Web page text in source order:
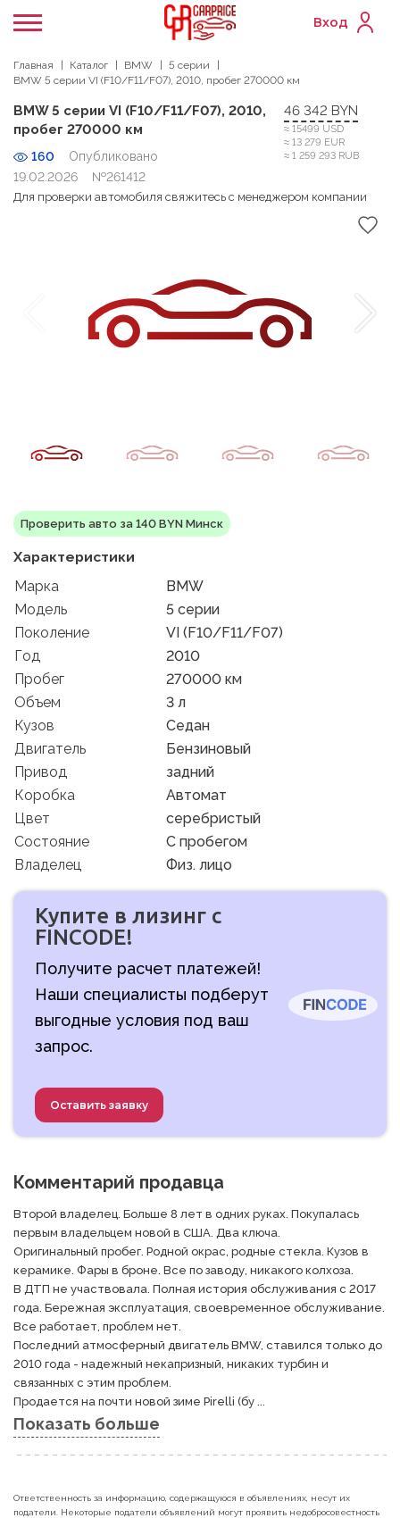
Вход
Главная Каталог BMW
5 серии
BMW 5 серии VI (F10/F11/F07), 2010, пробег 270000 км
BMW 5 серии VI (F10/F11/F07), 2010,
пробег 270000 км
160
Опубликовано
19.02.2026
№261412
46 342 BYN
≈ 15499 USD
≈ 13 279 EUR
≈ 1 259 293 RUB
Для проверки автомобиля свяжитесь с менеджером компании
Проверить авто за 140 BYN Минск
Характеристики
Марка
BMW
Модель
5 серии
Поколение
VI (F10/F11/F07)
Год
2010
Пробег
270000 км
Объем
3 л
Кузов
Седан
Двигатель
Бензиновый
Привод
задний
Коробка
Автомат
Цвет
серебристый
Состояние
C пробегом
Владелец
Физ. лицо
Купите в лизинг с
FINCODE!
Получите расчет платежей!
Наши специалисты подберут
выгодные условия под ваш
запрос.
Оставить заявку
Комментарий продавца
Второй владелец. Больше 8 лет в одних руках. Покупалась
первым владельцем новой в США. Два ключа.
Оригинальный пробег. Родной окрас, родные стекла. Кузов в
керамике. Фары в броне. Все по заводу, никакого колхоза.
В ДТП не участвовала. Полная история обслуживания с 2017
года. Бережная эксплуатация, своевременное обслуживание.
Все работает, проблем нет.
Последний атмосферный двигатель BMW, ставился только до
2010 года - надежный некапризный, никаких турбин и
связанных с этим проблем.
Продается на почти новой зиме Pirelli (бу ...
Показать больше
Ответственность за информацию, содержащуюся в объявлениях, несут их
податели. Некоторые податели объявлений могут проявить недобросовестность